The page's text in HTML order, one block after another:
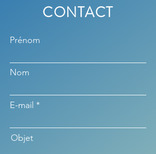
CONTACT
Prénom
Nom
E-mail
Objet